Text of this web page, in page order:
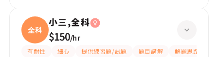
全科
小三,全科
$150/hr
有耐性 細心 提供練習題/試題 題目講解
解題思路